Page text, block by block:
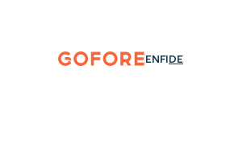
springenGofore
ENGLISH
ENSUOMI
FIDEUTSCH
DE